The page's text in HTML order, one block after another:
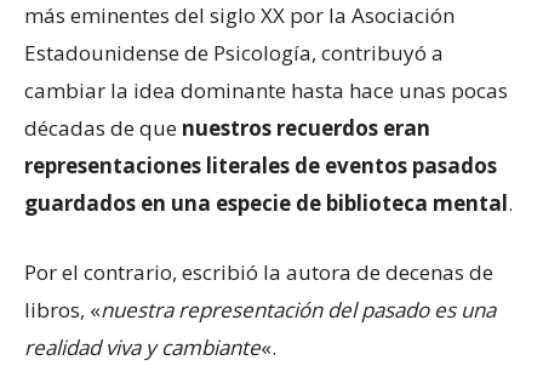
más eminentes del siglo XX por la Asociación
Estadounidense de Psicología, contribuyó a
cambiar la idea dominante hasta hace unas pocas
décadas de que nuestros recuerdos eran
representaciones literales de eventos pasados
guardados en una especie de biblioteca mental.
Por el contrario, escribió la autora de decenas de
libros, «nuestra representación del pasado es una
realidad viva y cambiante«.